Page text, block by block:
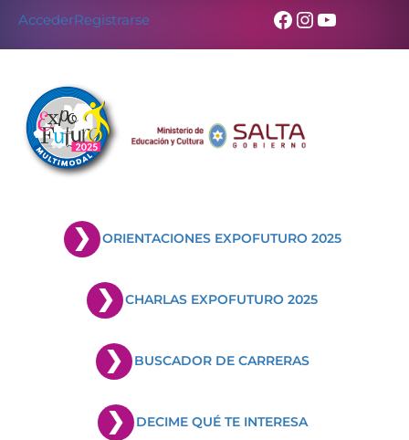
AccederRegistrarse Facebook
Instagram
YouTube
ORIENTACIONES EXPOFUTURO 2025
CHARLAS EXPOFUTURO 2025
BUSCADOR DE CARRERAS
DECIME QUÉ TE INTERESA